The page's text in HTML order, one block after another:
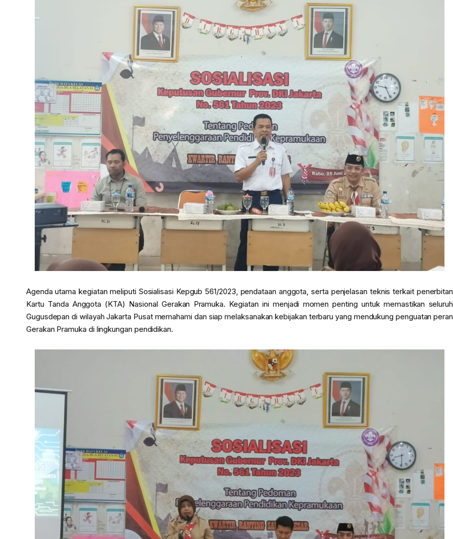
Agenda utama kegiatan meliputi Sosialisasi Kepgub 561/2023, pendataan anggota, serta penjelasan teknis terkait penerbitan
Kartu Tanda Anggota (KTA) Nasional Gerakan Pramuka. Kegiatan ini menjadi momen penting untuk memastikan seluruh
Gugusdepan di wilayah Jakarta Pusat memahami dan siap melaksanakan kebijakan terbaru yang mendukung penguatan peran
Gerakan Pramuka di lingkungan pendidikan.